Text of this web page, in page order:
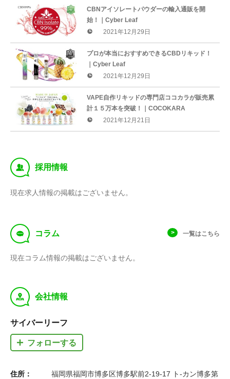
CBNアイソレートパウダーの輸入通販を開
始！｜Cyber Leaf
2021年12月29日
プロが本当におすすめできるCBDリキッド！
｜Cyber Leaf
2021年12月29日
VAPE自作リキッドの専門店ココカラが販売累
計１５万本を突破！｜COCOKARA
2021年12月21日
‰ 採用情報
現在求人情報の掲載はございません。
f コラム 一覧はこちら
現在コラム情報の掲載はございません。
y 会社情報
サイバーリーフ
フォローする
住所：
福岡県福岡市博多区博多駅前2-19-17 ト-カン博多第